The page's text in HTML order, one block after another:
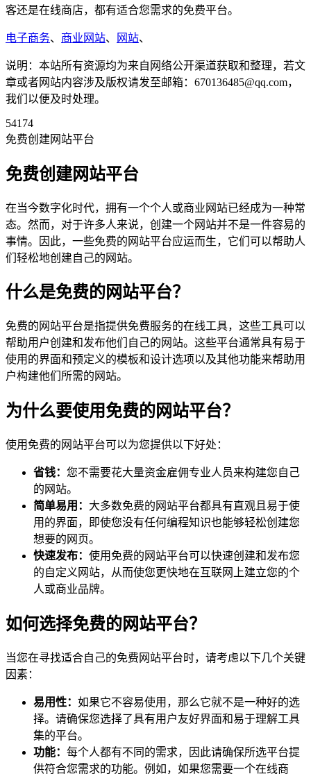
客还是在线商店，都有适合您需求的免费平台。
电子商务、 商业网站、 网站、
说明：本站所有资源均为来自网络公开渠道获取和整理，若文
章或者网站内容涉及版权请发至邮箱：670136485@qq.com，
我们以便及时处理。
54174
免费创建网站平台
免费创建网站平台
在当今数字化时代，拥有一个个人或商业网站已经成为一种常
态。然而，对于许多人来说，创建一个网站并不是一件容易的
事情。因此，一些免费的网站平台应运而生，它们可以帮助人
们轻松地创建自己的网站。
什么是免费的网站平台？
免费的网站平台是指提供免费服务的在线工具，这些工具可以
帮助用户创建和发布他们自己的网站。这些平台通常具有易于
使用的界面和预定义的模板和设计选项以及其他功能来帮助用
户构建他们所需的网站。
为什么要使用免费的网站平台？
使用免费的网站平台可以为您提供以下好处：
省钱： 您不需要花大量资金雇佣专业人员来构建您自己
的网站。
简单易用： 大多数免费的网站平台都具有直观且易于使
用的界面，即使您没有任何编程知识也能够轻松创建您
想要的网页。
快速发布： 使用免费的网站平台可以快速创建和发布您
的自定义网站，从而使您更快地在互联网上建立您的个
人或商业品牌。
如何选择免费的网站平台？
当您在寻找适合自己的免费网站平台时，请考虑以下几个关键
因素：
易用性： 如果它不容易使用，那么它就不是一种好的选
择。请确保您选择了具有用户友好界面和易于理解工具
集的平台。
功能： 每个人都有不同的需求，因此请确保所选平台提
供符合您需求的功能。例如，如果您需要一个在线商